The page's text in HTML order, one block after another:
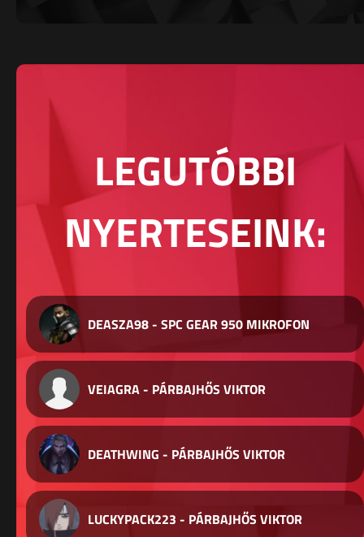
LEGUTÓBBI
NYERTESEINK:
DEASZA98 - SPC GEAR 950 MIKROFON
VEIAGRA - PÁRBAJHŐS VIKTOR
DEATHWING - PÁRBAJHŐS VIKTOR
LUCKYPACK223 - PÁRBAJHŐS VIKTOR